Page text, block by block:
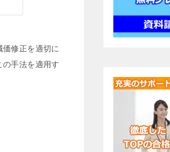
修正を適切に
手法を適用す